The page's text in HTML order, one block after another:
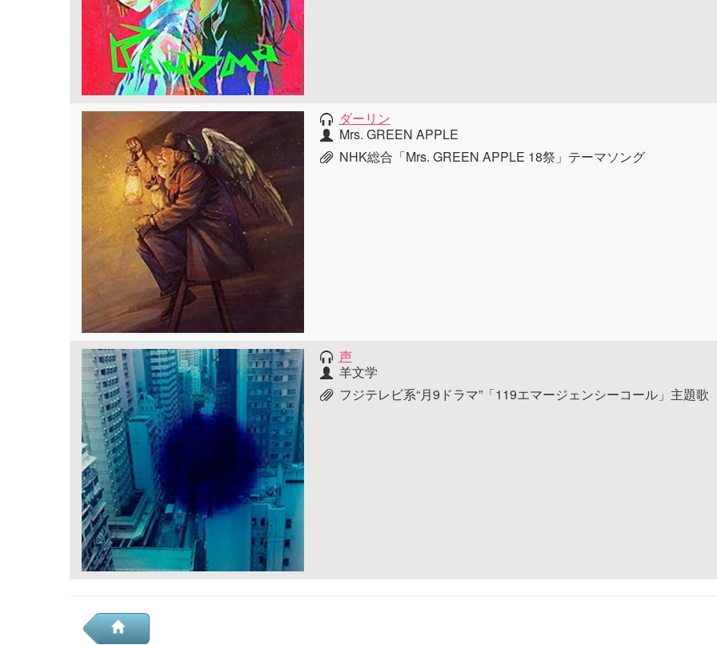
ダーリン
Mrs. GREEN APPLE
NHK総合「Mrs. GREEN APPLE 18祭」テーマソング
声
羊文学
フジテレビ系“月9ドラマ”「119エマージェンシーコール」主題歌